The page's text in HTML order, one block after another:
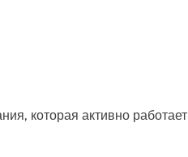
которая активно